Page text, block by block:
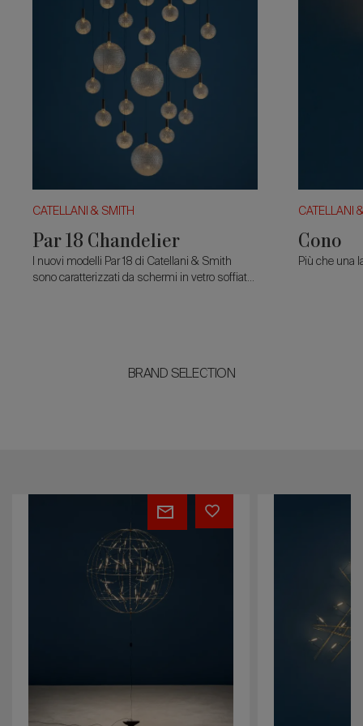
CATELLANI & SMITH
Par 18 Chandelier
I nuovi modelli Par 18 di Catellani & Smith
sono caratterizzati da schermi in vetro soffiato
CATELLANI
Cono
Più che una
BRAND SELECTION